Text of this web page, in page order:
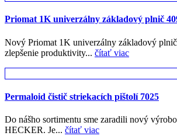
Priomat 1K univerzálny základový plnič
Nový Priomat 1K univerzálny základový
zlepšenie produktivity... čítať viac
Permaloid čistič striekacích pištolí 7025
Do nášho sortimentu sme zaradili nový
HECKER. Je... čítať viac